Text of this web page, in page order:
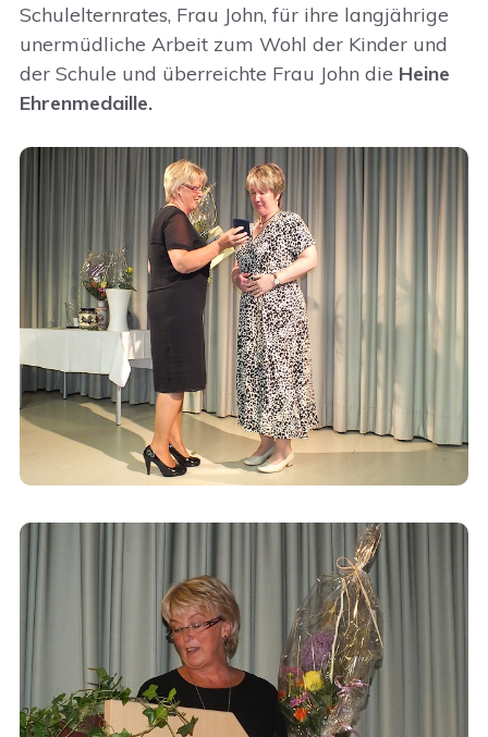
Schulelternrates, Frau John, für ihre langjährige
unermüdliche Arbeit zum Wohl der Kinder und
der Schule und überreichte Frau John die Heine
Ehrenmedaille.